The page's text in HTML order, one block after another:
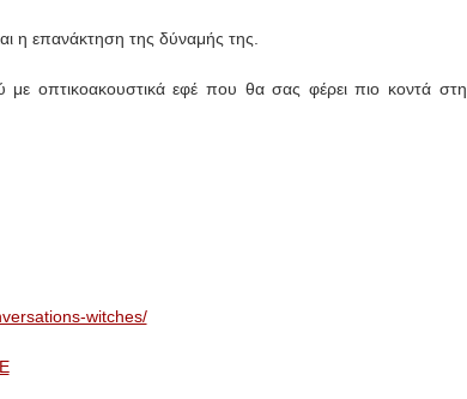
η επανάκτηση της δύναμής της.
οπτικοακουστικά εφέ που θα σας φέρει πιο κοντά στη
witches/